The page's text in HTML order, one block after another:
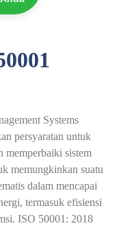
Systems
persyaratan untuk
memperbaiki sistem
memungkinkan suatu
dalam mencapai
termasuk efisiensi
ISO 50001: 2018